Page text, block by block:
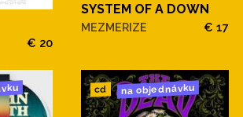
€ 20
SYSTEM OF A DOWN
MEZMERIZE € 17
cd na objednávku